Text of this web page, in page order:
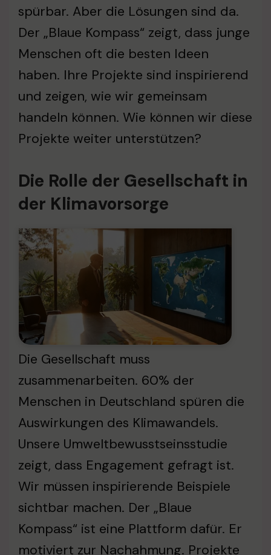
spürbar. Aber die Lösungen sind da.
Der „Blaue Kompass“ zeigt, dass junge
Menschen oft die besten Ideen
haben. Ihre Projekte sind inspirierend
und zeigen, wie wir gemeinsam
handeln können. Wie können wir diese
Projekte weiter unterstützen?
Die Rolle der Gesellschaft in
der Klimavorsorge
Die Gesellschaft muss
zusammenarbeiten. 60% der
Menschen in Deutschland spüren die
Auswirkungen des Klimawandels.
Unsere Umweltbewusstseinsstudie
zeigt, dass Engagement gefragt ist.
Wir müssen inspirierende Beispiele
sichtbar machen. Der „Blaue
Kompass“ ist eine Plattform dafür. Er
motiviert zur Nachahmung. Projekte